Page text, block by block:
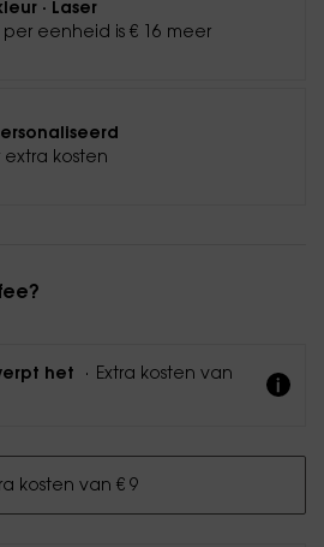
· Laser
per eenheid is € 16 meer
extra kosten
het · Extra kosten van
kosten van € 9